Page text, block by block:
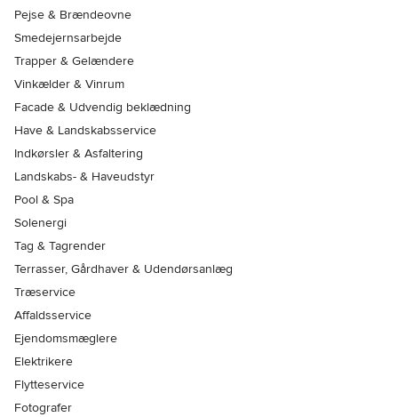
Pejse & Brændeovne
Smedejernsarbejde
Trapper & Gelændere
Vinkælder & Vinrum
Facade & Udvendig beklædning
Have & Landskabsservice
Indkørsler & Asfaltering
Landskabs- & Haveudstyr
Pool & Spa
Solenergi
Tag & Tagrender
Terrasser, Gårdhaver & Udendørsanlæg
Træservice
Affaldsservice
Ejendomsmæglere
Elektrikere
Flytteservice
Fotografer